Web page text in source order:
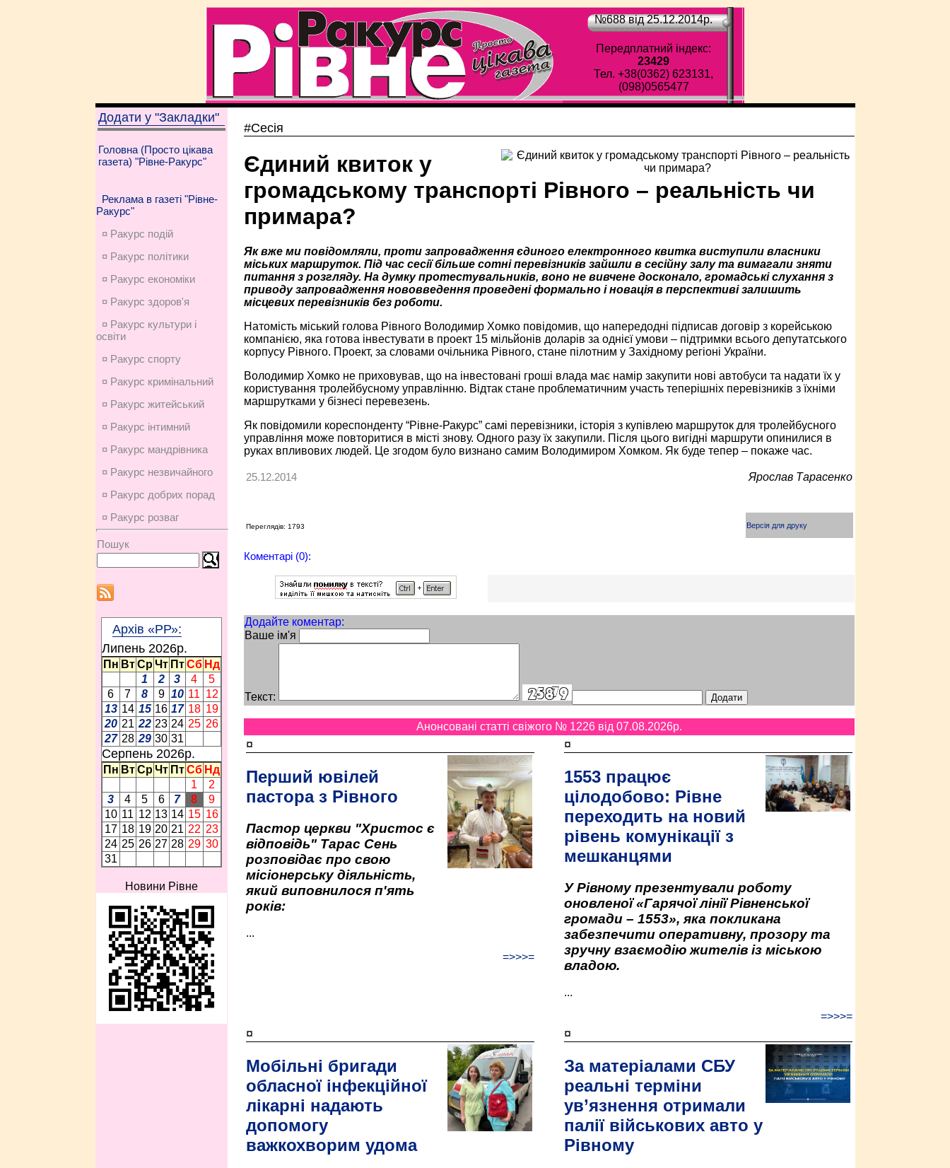
№688 від 25.12.2014p.
Передплатний індекс:
23429
Тел. +38(0362) 623131,
(098)0565477
Додати у "Закладки"
Головна (Просто цікава
газета) "Рівне-Ракурс"
Реклама в газеті "Рівне-
Ракурс"
¤ Ракурс подій
¤ Ракурс політики
¤ Ракурс економiки
¤ Ракурс здоров'я
¤ Ракурс культури і
освіти
¤ Ракурс спорту
¤ Ракурс кримінальний
¤ Ракурс житейський
¤ Ракурс інтимний
¤ Ракурс мандрівника
¤ Ракурс незвичайного
¤ Ракурс добрих порад
¤ Ракурс розваг
Пошук
Архів «РР»:
Липень 2026p.
Пн Вт Ср Чт Пт Сб Нд
1
2 3 4
5
6
7 8 9 10 11 12
13 14 15 16 17 18 19
20 21 22 23 24 25 26
27 28 29 30 31
Серпень 2026p.
Пн Вт Ср Чт Пт Сб Нд
1
2
3
4 5 6 7 8
9
10 11 12 13 14 15 16
17 18 19 20 21 22 23
24 25 26 27 28 29 30
31
Новини Рівне
#Сесія
Єдиний квиток у
громадському транспорті Рівного – реальність чи
примара?
Як вже ми повідомляли, проти запровадження єдиного електронного квитка виступили власники
міських маршруток. Під час сесії більше сотні перевізників зайшли в сесійну залу та вимагали зняти
питання з розгляду. На думку протестувальників, воно не вивчене досконало, громадські слухання з
приводу запровадження нововведення проведені формально і новація в перспективі залишить
місцевих перевізників без роботи.
Натомість міський голова Рівного Володимир Хомко повідомив, що напередодні підписав договір з корейською
компанією, яка готова інвестувати в проект 15 мільйонів доларів за однієї умови – підтримки всього депутатського
корпусу Рівного. Проект, за словами очільника Рівного, стане пілотним у Західному регіоні України.
Володимир Хомко не приховував, що на інвестовані гроші влада має намір закупити нові автобуси та надати їх у
користування тролейбусному управлінню. Відтак стане проблематичним участь теперішніх перевізників з їхніми
маршрутками у бізнесі перевезень.
Як повідомили кореспонденту “Рівне-Ракурс” самі перевізники, історія з купівлею маршруток для тролейбусного
управління може повторитися в місті знову. Одного разу їх закупили. Після цього вигідні маршрути опинилися в
руках впливових людей. Це згодом було визнано самим Володимиром Хомком. Як буде тепер – покаже час.
25.12.2014 Ярослав Тарасенко
Переглядів: 1793 Версія для друку
Коментарі (0):
Додайте коментар:
Ваше ім'я
Текст:
Анонсовані статті свіжого № 1226 від 07.08.2026p.
¤
Перший ювілей
пастора з Рівного
Пастор церкви "Христос є
відповідь" Тарас Сень
розповідає про свою
місіонерську діяльність,
який виповнилося п'ять
років:
...
=>>>=
¤
1553 працює
цілодобово: Рівне
переходить на новий
рівень комунікації з
мешканцями
У Рівному презентували роботу
оновленої «Гарячої лінії Рівненської
громади – 1553», яка покликана
забезпечити оперативну, прозору та
зручну взаємодію жителів із міською
владою.
...
=>>>=
¤
Мобільні бригади
обласної інфекційної
лікарні надають
допомогу
важкохворим удома
¤
За матеріалами СБУ
реальні терміни
ув’язнення отримали
палії військових авто у
Рівному